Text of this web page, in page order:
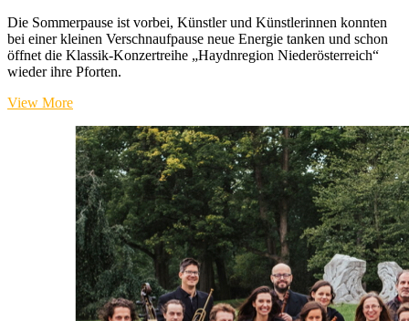
Die Sommerpause ist vorbei, Künstler und Künstlerinnen konnten
bei einer kleinen Verschnaufpause neue Energie tanken und schon
öffnet die Klassik-Konzertreihe „Haydnregion Niederösterreich“
wieder ihre Pforten.
View MoreZweite
2025
von
Klassik-
Konzertreihe
„Haydnregion
Niederösterreich“